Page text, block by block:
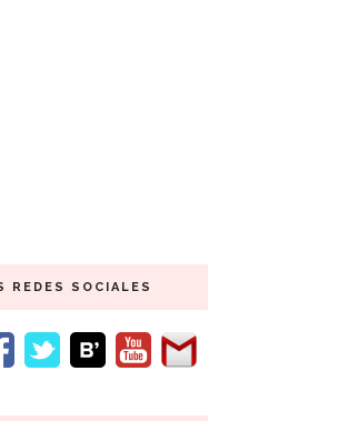
REDES SOCIALES